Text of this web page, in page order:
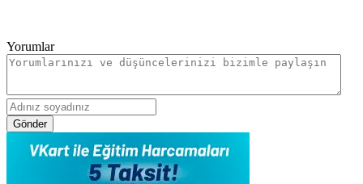
Yorumlar
Gönder